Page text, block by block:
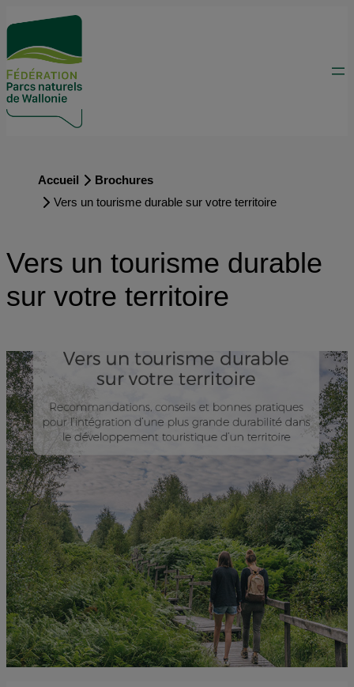
Accueil
Brochures
Vers un tourisme durable sur votre territoire
Vers un tourisme durable
sur votre territoire